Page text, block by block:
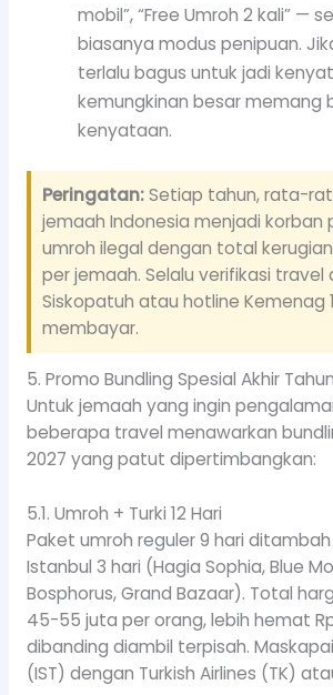
mobil”, “Free Umroh 2 kali” —
biasanya modus penipuan.
terlalu bagus untuk jadi
kemungkinan besar memang
kenyataan.
Peringatan:Setiap tahun, rata-
jemaah Indonesia menjadi korban
umroh ilegal dengan total
per jemaah. Selalu verifikasi travel
Siskopatuh atau hotline Kemenag
membayar.
5. Promo Bundling Spesial Akhir
Untuk jemaah yang ingin
beberapa travel menawarkan
2027 yang patut dipertimbangkan:
5.1. Umroh + Turki 12 Hari
Paket umroh reguler 9 hari
Istanbul 3 hari (Hagia Sophia, Blue
Bosphorus, Grand Bazaar). Total
45-55 juta per orang, lebih hemat
dibanding diambil terpisah.
(IST) dengan Turkish Airlines (TK)